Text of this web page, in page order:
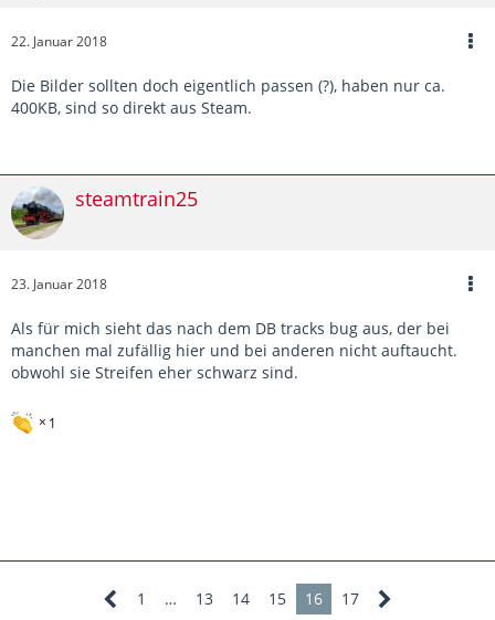
22. Januar 2018
Die Bilder sollten doch eigentlich passen (?), haben nur ca.
400KB, sind so direkt aus Steam.
steamtrain25
23. Januar 2018
Als für mich sieht das nach dem DB tracks bug aus, der bei
manchen mal zufällig hier und bei anderen nicht auftaucht.
obwohl sie Streifen eher schwarz sind.
1
1 … 13 14 15 16 17